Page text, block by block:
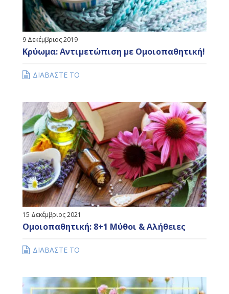
Κρύωμα: Αντιμετώπιση με Ομοιοπαθητική!
ΔΙΑΒΑΣΤΕ ΤΟ
Ομοιοπαθητική: 8+1 Μύθοι & Αλήθειες
ΔΙΑΒΑΣΤΕ ΤΟ